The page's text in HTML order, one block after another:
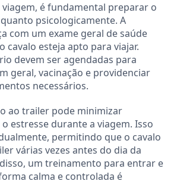
é fundamental preparar o
psicologicamente. A
com um exame geral de saúde
cavalo esteja apto para viajar.
devem ser agendadas para
geral, vacinação e providenciar
necessários.
ao trailer pode minimizar
estresse durante a viagem. Isso
permitindo que o cavalo
várias vezes antes do dia da
um treinamento para entrar e
calma e controlada é